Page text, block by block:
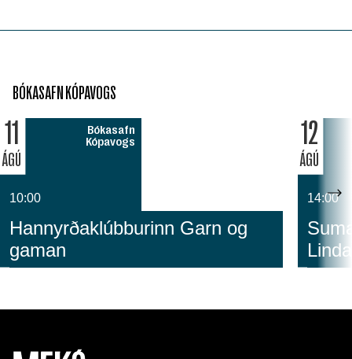
BÓKASAFN KÓPAVOGS
11
ÁGÚ
Bókasafn
Kópavogs
10:00
Hannyrðaklúbburinn Garn og
gaman
12
ÁGÚ
14:00